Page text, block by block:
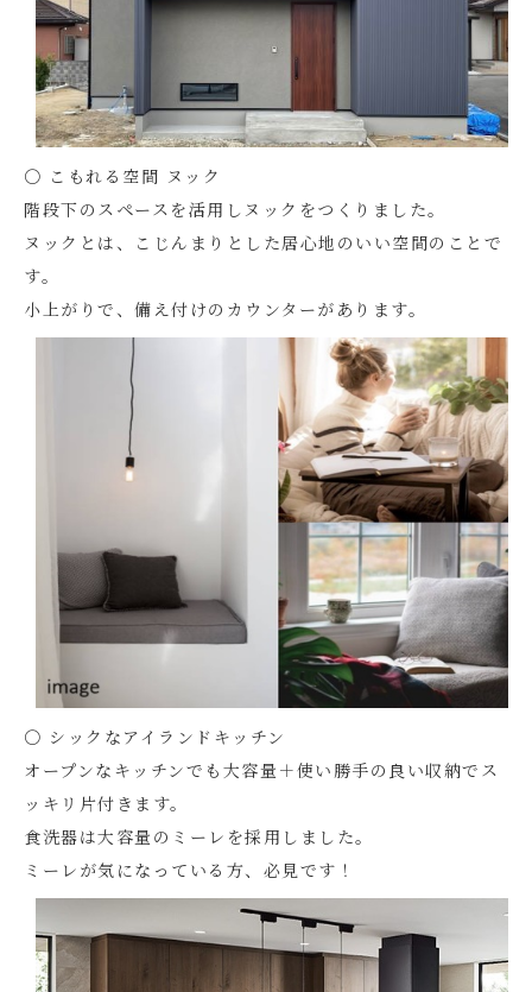
〇 こもれる空間 ヌック
階段下のスペースを活用しヌックをつくりました。
ヌックとは、こじんまりとした居心地のいい空間のことで
す。
小上がりで、備え付けのカウンターがあります。
〇 シックなアイランドキッチン
オープンなキッチンでも大容量＋使い勝手の良い収納でス
ッキリ片付きます。
食洗器は大容量のミーレを採用しました。
ミーレが気になっている方、必見です！